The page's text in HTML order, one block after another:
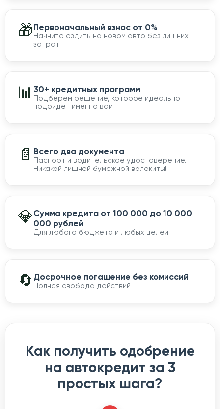
🎁Первоначальный взнос от 0%
Начните ездить на новом авто без лишних
затрат
📊30+ кредитных программ
Подберем решение, которое идеально
подойдет именно вам
📄 Всего два документа
Паспорт и водительское удостоверение.
Никакой лишней бумажной волокиты!
💎Сумма кредита от 100 000 до 10 000
000 рублей
Для любого бюджета и любых целей
🔄 Досрочное погашение без комиссий
Полная свобода действий
Как получить одобрение
на автокредит за 3
простых шага?